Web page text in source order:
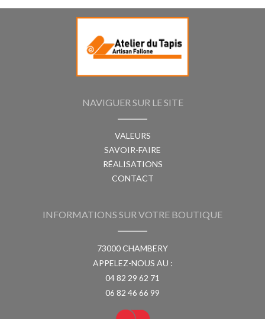
NAVIGUER SUR LE SITE
VALEURS
SAVOIR-FAIRE
RÉALISATIONS
CONTACT
INFORMATIONS SUR VOTRE BOUTIQUE
73000 CHAMBERY
APPELEZ-NOUS AU :
04 82 29 62 71
06 82 46 66 99